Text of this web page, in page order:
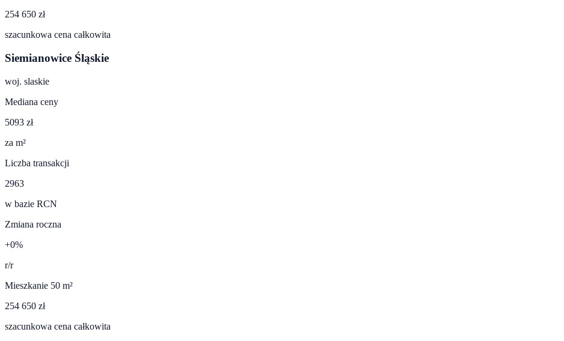
254 650 zł
szacunkowa cena całkowita
Siemianowice Śląskie
woj. slaskie
Mediana ceny
5093 zł
za m²
Liczba transakcji
2963
w bazie RCN
Zmiana roczna
+0%
r/r
Mieszkanie 50 m²
254 650 zł
szacunkowa cena całkowita